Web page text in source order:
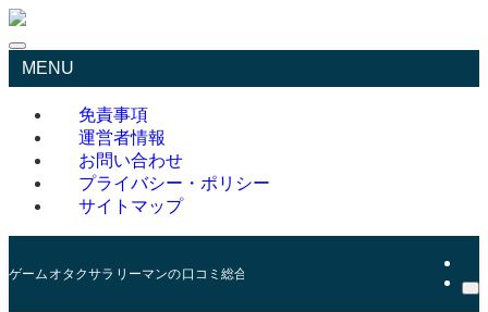
MENU
免責事項
運営者情報
お問い合わせ
プライバシー・ポリシー
サイトマップ
ゲームオタクサラリーマンの口コミ総合サイト